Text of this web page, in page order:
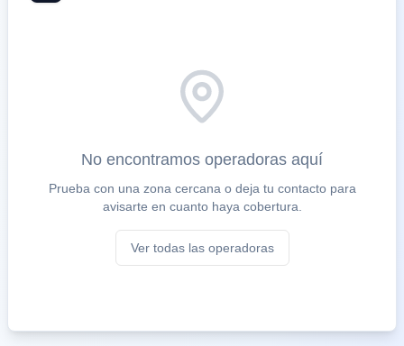
No encontramos operadoras aquí
Prueba con una zona cercana o deja tu contacto para
avisarte en cuanto haya cobertura.
Ver todas las operadoras